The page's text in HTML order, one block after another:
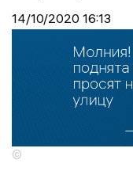
14/10/2020 16:13
©